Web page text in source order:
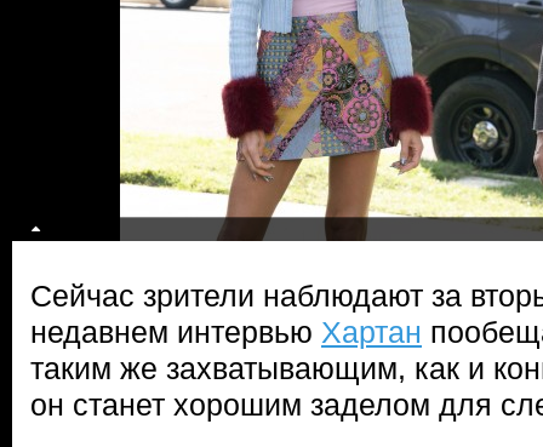
Сейчас зрители наблюдают за
недавнем интервью Хартан
таким же захватывающим, как и
он станет хорошим заделом для